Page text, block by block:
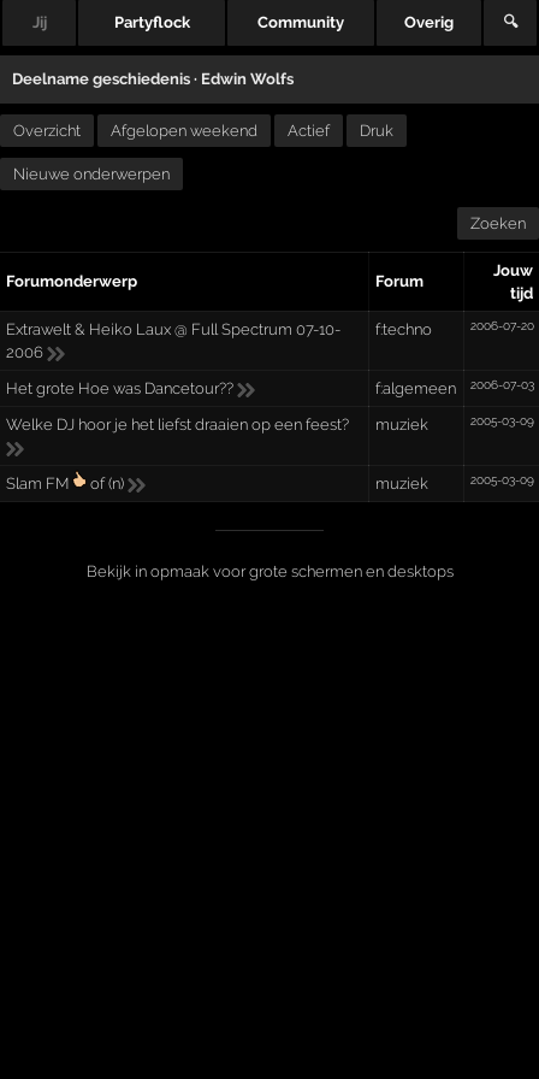
Jij Partyflock Community Overig 🔍
Deelname geschiedenis · Edwin Wolfs
Overzicht Afgelopen weekend Actief Druk
Nieuwe onderwerpen
Zoeken
Forumonderwerp Forum
Jouw
tijd
Extrawelt & Heiko Laux @ Full Spectrum 07-10-
2006
f:techno 2006-07-20
Het grote Hoe was Dancetour?? f:algemeen 2006-07-03
Welke DJ hoor je het liefst draaien op een feest? muziek 2005-03-09
Slam FM of (n) muziek 2005-03-09
Bekijk in opmaak voor grote schermen en desktops